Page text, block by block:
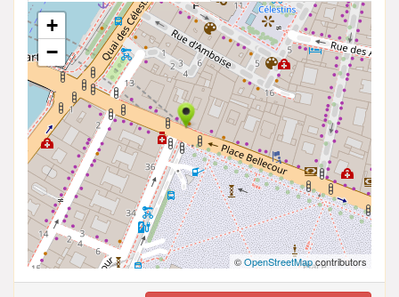
+
−
©OpenStreetMapcontributors